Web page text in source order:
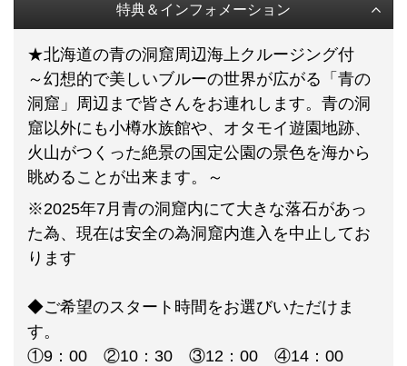
特典＆インフォメーション
★北海道の青の洞窟周辺海上クルージング付
～幻想的で美しいブルーの世界が広がる「青の
洞窟」周辺まで皆さんをお連れします。青の洞
窟以外にも小樽水族館や、オタモイ遊園地跡、
火山がつくった絶景の国定公園の景色を海から
眺めることが出来ます。～
※2025年7月青の洞窟内にて大きな落石があっ
た為、現在は安全の為洞窟内進入を中止してお
ります
◆ご希望のスタート時間をお選びいただけま
す。
①9：00 ②10：30 ③12：00 ④14：00